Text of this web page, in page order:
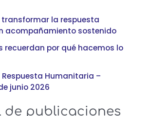
transformar la respuesta
acompañamiento sostenido
recuerdan por qué hacemos lo
Respuesta Humanitaria –
junio 2026
de publicaciones